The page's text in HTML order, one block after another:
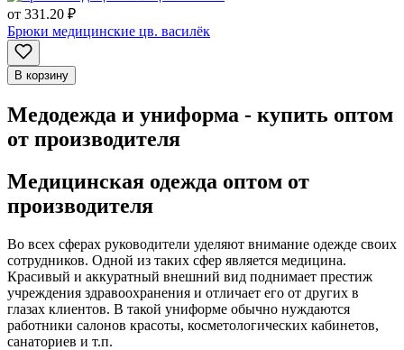
от 331.20 ₽
Брюки медицинские цв. василёк
В корзину
Медодежда и униформа - купить оптом
от производителя
Медицинская одежда оптом от
производителя
Во всех сферах руководители уделяют внимание одежде своих
сотрудников. Одной из таких сфер является медицина.
Красивый и аккуратный внешний вид поднимает престиж
учреждения здравоохранения и отличает его от других в
глазах клиентов. В такой униформе обычно нуждаются
работники салонов красоты, косметологических кабинетов,
санаториев и т.п.